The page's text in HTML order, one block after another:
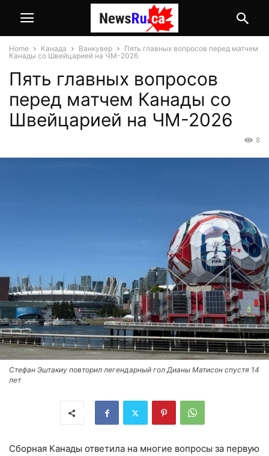
Home Канада Ванкувер
Пять главных вопросов перед матчем
Канады со Швейцарией на ЧМ-2026
Пять главных вопросов
перед матчем Канады со
Швейцарией на ЧМ-2026
8
Стефан Эштакиу повторил легендарный гол Дианы Матисон спустя 14
лет
Сборная Канады ответила на многие вопросы за первую